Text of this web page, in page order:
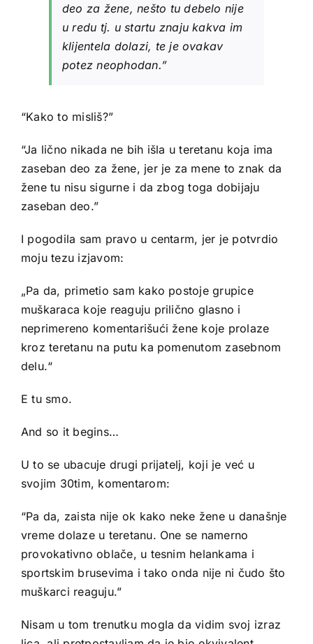
deo za žene, nešto tu debelo nije
u redu tj. u startu znaju kakva im
klijentela dolazi, te je ovakav
potez neophodan.”
“Kako to misliš?”
“Ja lično nikada ne bih išla u teretanu koja ima
zaseban deo za žene, jer je za mene to znak da
žene tu nisu sigurne i da zbog toga dobijaju
zaseban deo.”
I pogodila sam pravo u centarm, jer je potvrdio
moju tezu izjavom:
„Pa da, primetio sam kako postoje grupice
muškaraca koje reaguju prilično glasno i
neprimereno komentarišući žene koje prolaze
kroz teretanu na putu ka pomenutom zasebnom
delu.“
E tu smo.
And so it begins…
U to se ubacuje drugi prijatelj, koji je već u
svojim 30tim, komentarom:
“Pa da, zaista nije ok kako neke žene u današnje
vreme dolaze u teretanu. One se namerno
provokativno oblače, u tesnim helankama i
sportskim brusevima i tako onda nije ni čudo što
muškarci reaguju.”
Nisam u tom trenutku mogla da vidim svoj izraz